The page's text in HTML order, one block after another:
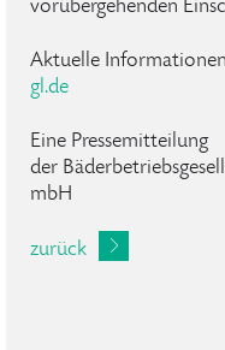
vorübergehenden
Aktuelle
gl.de
Eine Pressemitteilung
der
mbH
zurück